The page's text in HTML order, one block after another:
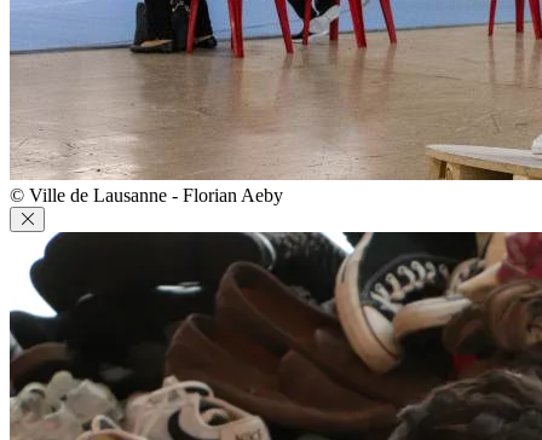
© Ville de Lausanne - Florian Aeby